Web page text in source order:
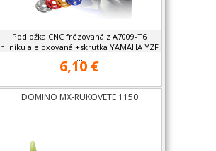
Podložka CNC frézovaná z A7009-T6
hliníku a eloxovaná.+skrutka YAMAHA YZF
6,10 €
DOMINO MX-RUKOVETE 1150